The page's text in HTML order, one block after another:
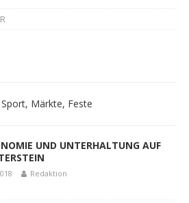
Märkte, Feste
UND UNTERHALTUNG AUF
Redaktion